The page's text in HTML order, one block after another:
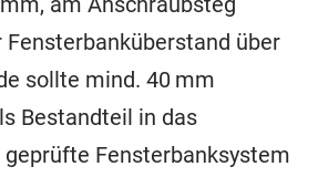
über
sollte mind. 40 mm
Bestandteil in das
Fensterbanksystem